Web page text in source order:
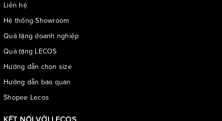
Liên hệ
Hệ thống Showroom
Quà tặng doanh nghiệp
Quà tặng LECOS
Hướng dẫn chọn size
Hướng dẫn bảo quản
Shopee Lecos